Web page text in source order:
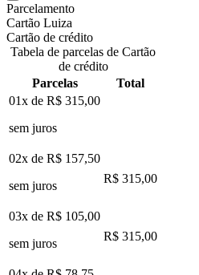
Parcelamento
Cartão Luiza
Cartão de crédito
Tabela de parcelas de Cartão
de crédito
Parcelas
Total
01x de R$ 315,00
sem juros
02x de R$ 157,50
sem juros
R$ 315,00
03x de R$ 105,00
sem juros
R$ 315,00